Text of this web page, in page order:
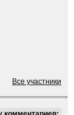
Все участники